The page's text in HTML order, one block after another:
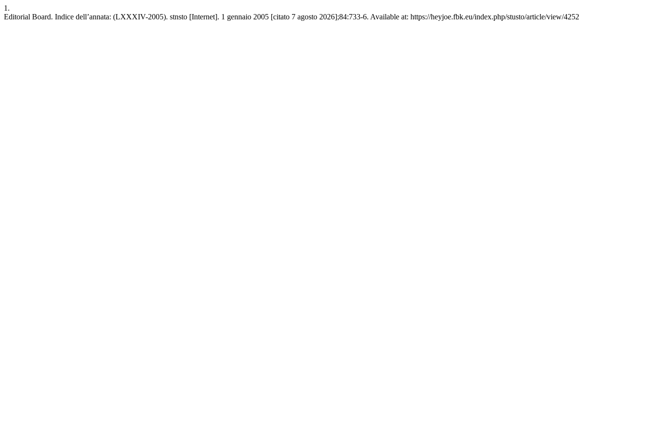
1.
Editorial Board. Indice dell’annata: (LXXXIV-2005). stnsto [Internet]. 1 gennaio 2005 [citato 7 agosto 2026];84:733-6. Available at: https://heyjoe.fbk.eu/index.php/stusto/article/view/4252